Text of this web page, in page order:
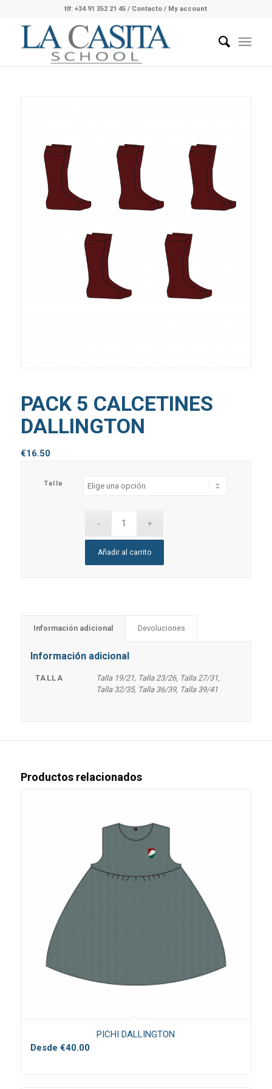
tlf: +34 91 352 21 45 / Contacto/ My account
PACK 5 CALCETINES
DALLINGTON
€16.50
Talla
Añadir al carrito
Información adicional Devoluciones
Información adicional
TALLA
Talla 19/21, Talla 23/26, Talla 27/31,
Talla 32/35, Talla 36/39, Talla 39/41
Productos relacionados
PICHI DALLINGTON
Desde €40.00